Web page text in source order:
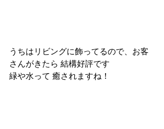
うちはリビングに飾ってるので、お客
さんがきたら 結構好評です
緑や水って 癒されますね！